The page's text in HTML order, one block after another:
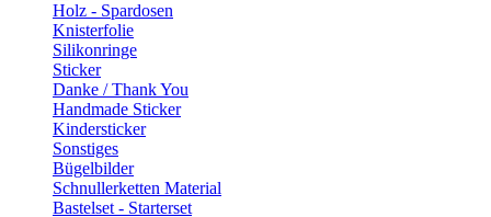
Holz - Spardosen
Knisterfolie
Silikonringe
Sticker
Danke / Thank You
Handmade Sticker
Kindersticker
Sonstiges
Bügelbilder
Schnullerketten Material
Bastelset - Starterset